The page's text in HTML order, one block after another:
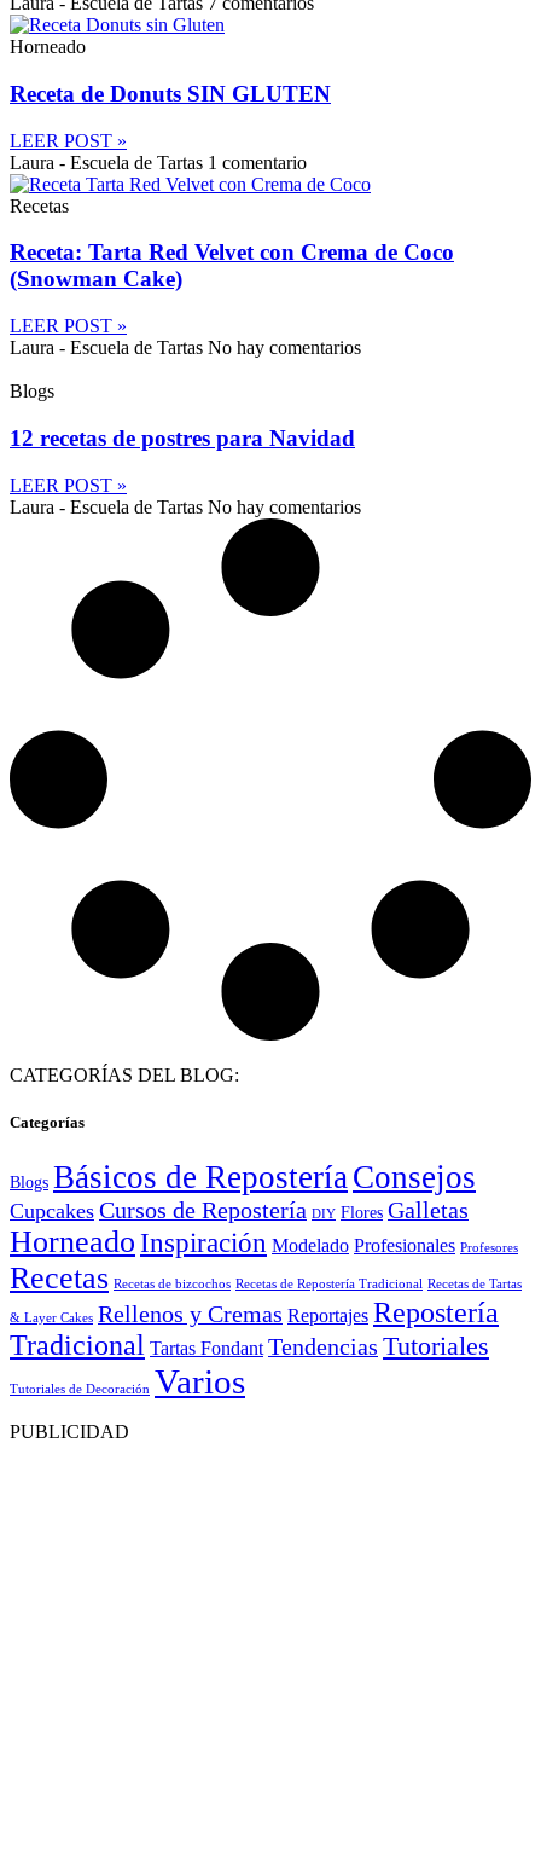
Horneado
Receta de Donuts SIN GLUTEN
LEER POST »
Laura - Escuela de Tartas 1 comentario
Recetas
Receta: Tarta Red Velvet con Crema de Coco
(Snowman Cake)
LEER POST »
Laura - Escuela de Tartas No hay comentarios
Blogs
12 recetas de postres para Navidad
LEER POST »
Laura - Escuela de Tartas No hay comentarios
CATEGORÍAS DEL BLOG:
Categorías
Blogs Básicos de Repostería Consejos
Cupcakes Cursos de Repostería DIY Flores Galletas
HorneadoInspiración Modelado Profesionales Profesores
Recetas Recetas de bizcochos Recetas de Repostería Tradicional Recetas de Tartas
& Layer Cakes Rellenos y Cremas Reportajes Repostería
Tradicional Tartas Fondant Tendencias Tutoriales
Tutoriales de Decoración Varios
PUBLICIDAD